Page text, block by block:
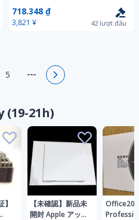
し
718.348 ₫
3,821 ¥ 42 lượt đấu
5
21h)
】
【未確認】新品未
開封 Apple アップ